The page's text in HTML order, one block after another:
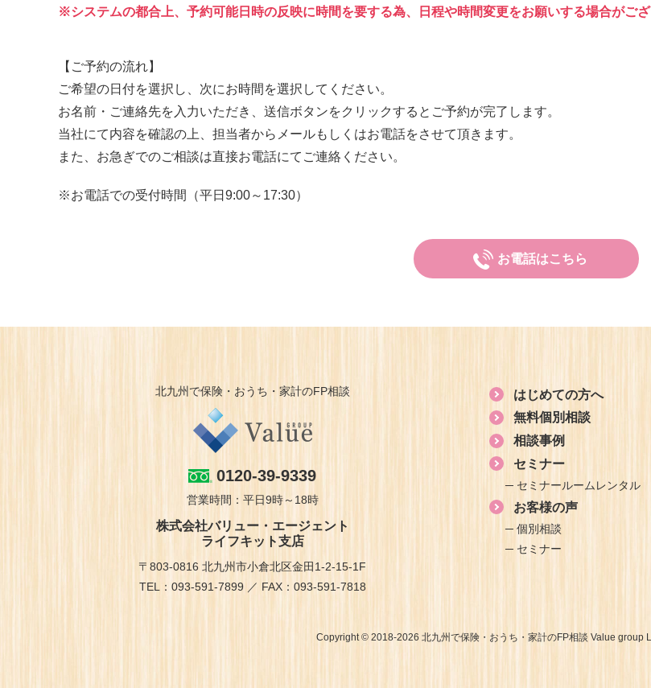
システムの都合上、予約可能日時の反映に時間を要する為、日程や時間変更をお願いする場合がご
【ご予約の流れ】
ご希望の日付を選択し、次にお時間を選択してください。
お名前・ご連絡先を入力いただき、送信ボタンをクリックするとご予約が完了します。
当社にて内容を確認の上、担当者からメールもしくはお電話をさせて頂きます。
また、お急ぎでのご相談は直接お電話にてご連絡ください。
お電話での受付時間（平日9:00～17:30）
お電話はこちら
北九州で保険・おうち・家計のFP相談
0120-39-9339
営業時間：平日9時～18時
株式会社バリュー・エージェント
ライフキット支店
〒803-0816 北九州市小倉北区金田1-2-15-1F
TEL：093-591-7899 ／ FAX：093-591-7818
はじめての方へ
無料個別相談
相談事例
セミナー
セミナールームレンタル
お客様の声
個別相談
セミナー
Copyright © 2018-2026 北九州で保険・おうち・家計のFP相談 Value group